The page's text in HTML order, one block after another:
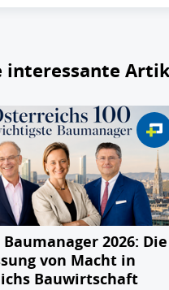
interessante
Baumanager 2026: Die
von Macht in
Bauwirtschaft